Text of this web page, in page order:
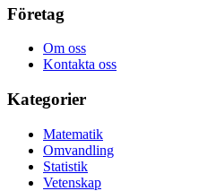
Företag
Om oss
Kontakta oss
Kategorier
Matematik
Omvandling
Statistik
Vetenskap